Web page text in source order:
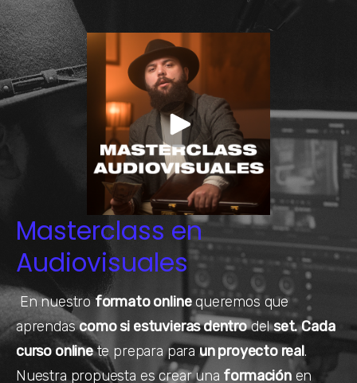
Masterclass en
Audiovisuales
En nuestroformato onlinequeremos que
aprendascomo si estuvieras dentrodelset. Cada
curso onlinete prepara paraun proyecto real.
Nuestra propuesta es crear una formaciónen